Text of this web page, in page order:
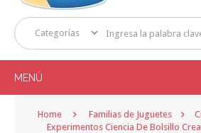
MENÚ
Home Familias de Juguetes
Experimentos Ciencia De Bolsillo